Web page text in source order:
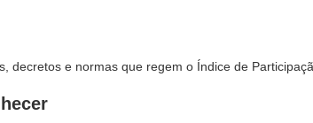
decretos e normas que regem o Índice de